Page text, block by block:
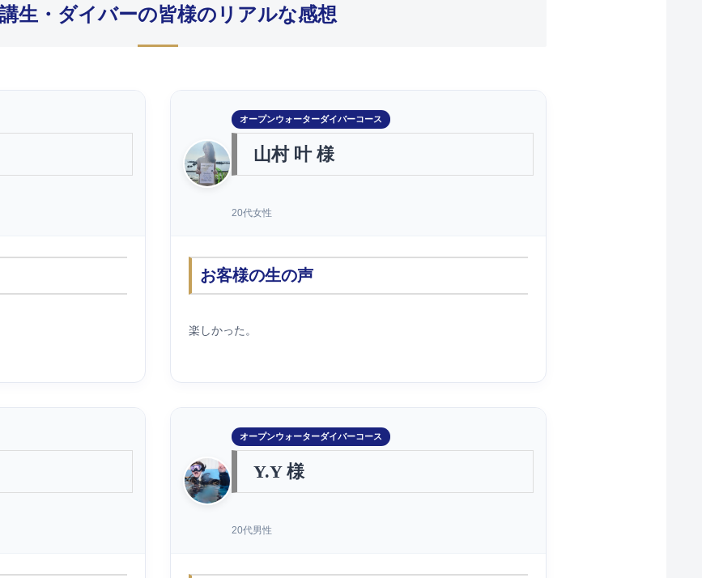
生・ダイバーの皆様のリアルな感想
オープンウォーターダイバーコース
山村 叶 様
20代女性
お客様の生の声
楽しかった。
オープンウォーターダイバーコース
Y.Y 様
20代男性